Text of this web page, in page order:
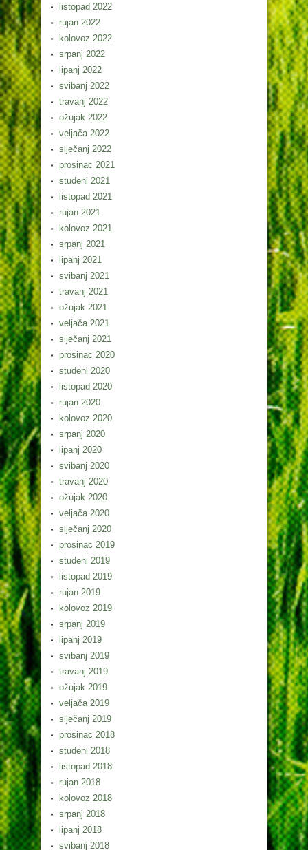
listopad 2022
rujan 2022
kolovoz 2022
srpanj 2022
lipanj 2022
svibanj 2022
travanj 2022
ožujak 2022
veljača 2022
siječanj 2022
prosinac 2021
studeni 2021
listopad 2021
rujan 2021
kolovoz 2021
srpanj 2021
lipanj 2021
svibanj 2021
travanj 2021
ožujak 2021
veljača 2021
siječanj 2021
prosinac 2020
studeni 2020
listopad 2020
rujan 2020
kolovoz 2020
srpanj 2020
lipanj 2020
svibanj 2020
travanj 2020
ožujak 2020
veljača 2020
siječanj 2020
prosinac 2019
studeni 2019
listopad 2019
rujan 2019
kolovoz 2019
srpanj 2019
lipanj 2019
svibanj 2019
travanj 2019
ožujak 2019
veljača 2019
siječanj 2019
prosinac 2018
studeni 2018
listopad 2018
rujan 2018
kolovoz 2018
srpanj 2018
lipanj 2018
svibanj 2018